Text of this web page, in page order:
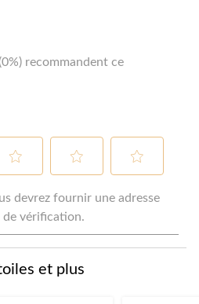
recommandent ce
pour
évaluer
étoiles.
pour
devrez fournir une adresse
de vérification.
et plus